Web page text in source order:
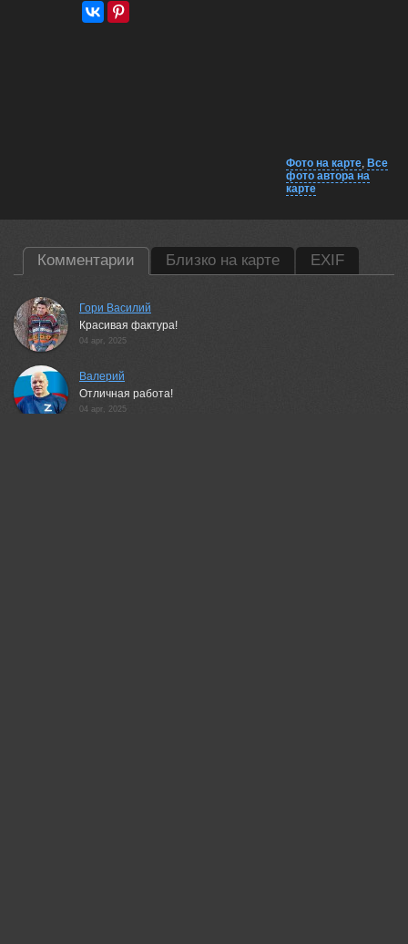
Фото на карте, Все
фото автора на
карте
Комментарии Близко на карте EXIF
Гори Василий
Красивая фактура!
04 apr, 2025
Валерий
Отличная работа!
04 apr, 2025